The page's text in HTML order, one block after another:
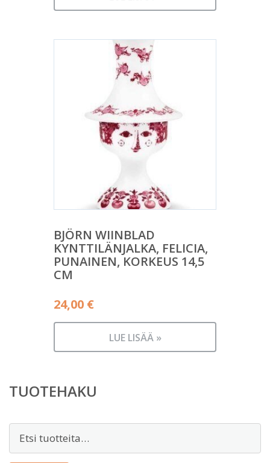
BJÖRN WIINBLAD
KYNTTILÄNJALKA, FELICIA,
PUNAINEN, KORKEUS 14,5
CM
24,00 €
LUE LISÄÄ »
TUOTEHAKU
Etsi: